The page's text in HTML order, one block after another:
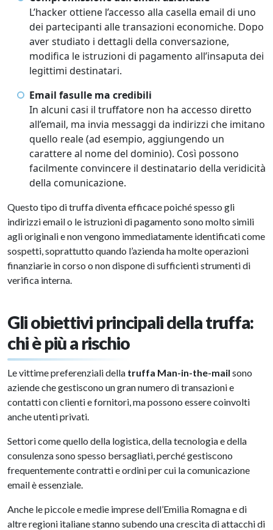
L’hacker ottiene l’accesso alla casella email di uno
dei partecipanti alle transazioni economiche. Dopo
aver studiato i dettagli della conversazione,
modifica le istruzioni di pagamento all’insaputa dei
legittimi destinatari.
Email fasulle ma credibili
In alcuni casi il truffatore non ha accesso diretto
all’email, ma invia messaggi da indirizzi che imitano
quello reale (ad esempio, aggiungendo un
carattere al nome del dominio). Così possono
facilmente convincere il destinatario della veridicità
della comunicazione.
Questo tipo di truffa diventa efficace poiché spesso gli
indirizzi email o le istruzioni di pagamento sono molto simili
agli originali e non vengono immediatamente identificati come
sospetti, soprattutto quando l’azienda ha molte operazioni
finanziarie in corso o non dispone di sufficienti strumenti di
verifica interna.
Gli obiettivi principali della truffa:
chi è più a rischio
Le vittime preferenziali della truffa Man-in-the-mail sono
aziende che gestiscono un gran numero di transazioni e
contatti con clienti e fornitori, ma possono essere coinvolti
anche utenti privati.
Settori come quello della logistica, della tecnologia e della
consulenza sono spesso bersagliati, perché gestiscono
frequentemente contratti e ordini per cui la comunicazione
email è essenziale.
Anche le piccole e medie imprese dell’Emilia Romagna e di
altre regioni italiane stanno subendo una crescita di attacchi di